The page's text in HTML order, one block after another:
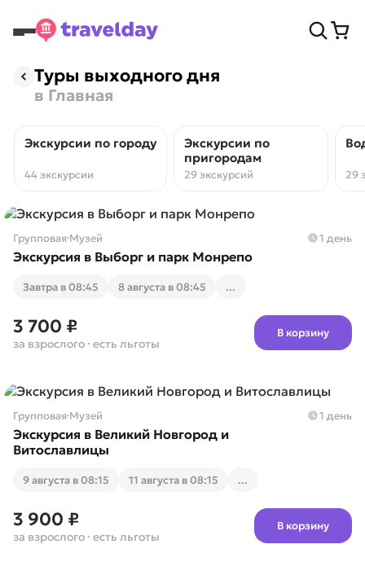
Туры выходного дня
в Главная
Экскурсии по городу
44 экскурсии
Экскурсии по
пригородам
29 экскурсий 29
Групповая·Музей 1 день
Экскурсия в Выборг и парк Монрепо
Завтра в 08:45 8 августа в 08:45 ...
3 700 ₽
за взрослого · есть льготы
В корзину
Групповая·Музей 1 день
Экскурсия в Великий Новгород и
Витославлицы
9 августа в 08:15 11 августа в 08:15 ...
3 900 ₽
за взрослого · есть льготы
В корзину